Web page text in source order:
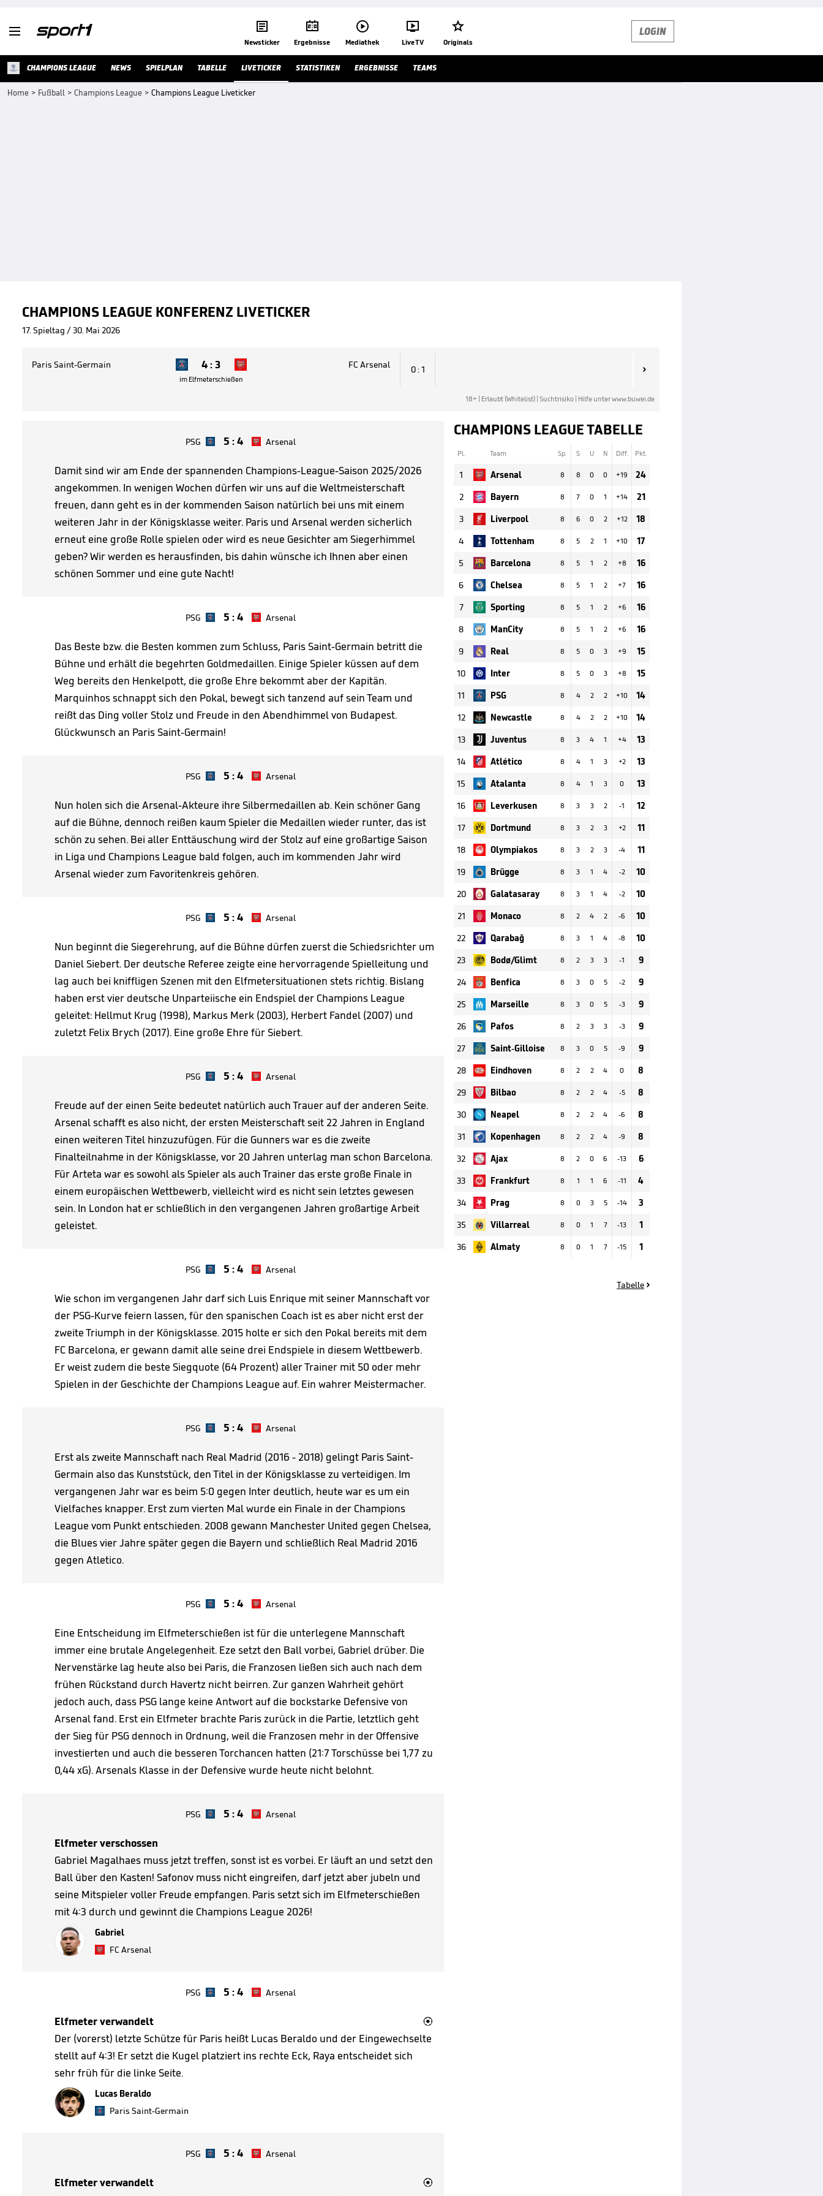
 
Newsticker

Ergebnisse

Mediathek

Live TV

Originals
LOGIN
CHAMPIONS LEAGUE NEWS SPIELPLAN TABELLE LIVETICKER STATISTIKEN ERGEBNISSE TEAMS
Home > Fußball > Champions League > Champions League Liveticker
CHAMPIONS LEAGUE KONFERENZ LIVETICKER
17. Spieltag / 30. Mai 2026
Paris Saint-Germain 4:3 FC Arsenal
im Elfmeterschießen
0 : 1 
18+ | Erlaubt (Whitelist) | Suchtrisiko | Hilfe unterwww.buwei.de
PSG 5 :4 Arsenal
Damit sind wir am Ende der spannenden Champions-League-Saison 2025/2026
angekommen. In wenigen Wochen dürfen wir uns auf die Weltmeisterschaft
freuen, dann geht es in der kommenden Saison natürlich bei uns mit einem
weiteren Jahr in der Königsklasse weiter. Paris und Arsenal werden sicherlich
erneut eine große Rolle spielen oder wird es neue Gesichter am Siegerhimmel
geben? Wir werden es herausfinden, bis dahin wünsche ich Ihnen aber einen
schönen Sommer und eine gute Nacht!
PSG 5 :4 Arsenal
Das Beste bzw. die Besten kommen zum Schluss, Paris Saint-Germain betritt die
Bühne und erhält die begehrten Goldmedaillen. Einige Spieler küssen auf dem
Weg bereits den Henkelpott, die große Ehre bekommt aber der Kapitän.
Marquinhos schnappt sich den Pokal, bewegt sich tanzend auf sein Team und
reißt das Ding voller Stolz und Freude in den Abendhimmel von Budapest.
Glückwunsch an Paris Saint-Germain!
PSG 5 :4 Arsenal
Nun holen sich die Arsenal-Akteure ihre Silbermedaillen ab. Kein schöner Gang
auf die Bühne, dennoch reißen kaum Spieler die Medaillen wieder runter, das ist
schön zu sehen. Bei aller Enttäuschung wird der Stolz auf eine großartige Saison
in Liga und Champions League bald folgen, auch im kommenden Jahr wird
Arsenal wieder zum Favoritenkreis gehören.
PSG 5 :4 Arsenal
Nun beginnt die Siegerehrung, auf die Bühne dürfen zuerst die Schiedsrichter um
Daniel Siebert. Der deutsche Referee zeigte eine hervorragende Spielleitung und
lag auch bei kniffligen Szenen mit den Elfmetersituationen stets richtig. Bislang
haben erst vier deutsche Unparteiische ein Endspiel der Champions League
geleitet: Hellmut Krug (1998), Markus Merk (2003), Herbert Fandel (2007) und
zuletzt Felix Brych (2017). Eine große Ehre für Siebert.
PSG 5 :4 Arsenal
Freude auf der einen Seite bedeutet natürlich auch Trauer auf der anderen Seite.
Arsenal schafft es also nicht, der ersten Meisterschaft seit 22 Jahren in England
einen weiteren Titel hinzuzufügen. Für die Gunners war es die zweite
Finalteilnahme in der Königsklasse, vor 20 Jahren unterlag man schon Barcelona.
Für Arteta war es sowohl als Spieler als auch Trainer das erste große Finale in
einem europäischen Wettbewerb, vielleicht wird es nicht sein letztes gewesen
sein. In London hat er schließlich in den vergangenen Jahren großartige Arbeit
geleistet.
PSG 5 :4 Arsenal
Wie schon im vergangenen Jahr darf sich Luis Enrique mit seiner Mannschaft vor
der PSG-Kurve feiern lassen, für den spanischen Coach ist es aber nicht erst der
zweite Triumph in der Königsklasse. 2015 holte er sich den Pokal bereits mit dem
FC Barcelona, er gewann damit alle seine drei Endspiele in diesem Wettbewerb.
Er weist zudem die beste Siegquote (64 Prozent) aller Trainer mit 50 oder mehr
Spielen in der Geschichte der Champions League auf. Ein wahrer Meistermacher.
PSG 5 :4 Arsenal
Erst als zweite Mannschaft nach Real Madrid (2016 - 2018) gelingt Paris Saint-
Germain also das Kunststück, den Titel in der Königsklasse zu verteidigen. Im
vergangenen Jahr war es beim 5:0 gegen Inter deutlich, heute war es um ein
Vielfaches knapper. Erst zum vierten Mal wurde ein Finale in der Champions
League vom Punkt entschieden. 2008 gewann Manchester United gegen Chelsea,
die Blues vier Jahre später gegen die Bayern und schließlich Real Madrid 2016
gegen Atletico.
PSG 5 :4 Arsenal
Eine Entscheidung im Elfmeterschießen ist für die unterlegene Mannschaft
immer eine brutale Angelegenheit. Eze setzt den Ball vorbei, Gabriel drüber. Die
Nervenstärke lag heute also bei Paris, die Franzosen ließen sich auch nach dem
frühen Rückstand durch Havertz nicht beirren. Zur ganzen Wahrheit gehört
jedoch auch, dass PSG lange keine Antwort auf die bockstarke Defensive von
Arsenal fand. Erst ein Elfmeter brachte Paris zurück in die Partie, letztlich geht
der Sieg für PSG dennoch in Ordnung, weil die Franzosen mehr in der Offensive
investierten und auch die besseren Torchancen hatten (21:7 Torschüsse bei 1,77 zu
0,44 xG). Arsenals Klasse in der Defensive wurde heute nicht belohnt.
PSG 5 :4 Arsenal
Elfmeter verschossen
Gabriel Magalhaes muss jetzt treffen, sonst ist es vorbei. Er läuft an und setzt den
Ball über den Kasten! Safonov muss nicht eingreifen, darf jetzt aber jubeln und
seine Mitspieler voller Freude empfangen. Paris setzt sich im Elfmeterschießen
mit 4:3 durch und gewinnt die Champions League 2026!
Gabriel
FC Arsenal
PSG 5 :4 Arsenal
Elfmeter verwandelt 
Der (vorerst) letzte Schütze für Paris heißt Lucas Beraldo und der Eingewechselte
stellt auf 4:3! Er setzt die Kugel platziert ins rechte Eck, Raya entscheidet sich
sehr früh für die linke Seite.
Lucas Beraldo
Paris Saint-Germain
PSG 5 :4 Arsenal
Elfmeter verwandelt 
CHAMPIONS LEAGUE TABELLE
Pl. Team Sp. S U N Diff. Pkt.
1 Arsenal 8 8 0 0 +19
24
2
Bayern 8 7 0 1 +14
21
3
Liverpool 8 6 0 2 +12
18
4
Tottenham 8 5 2 1 +10
17
5
Barcelona 8 5 1 2 +8
16
6
Chelsea 8 5 1 2 +7
16
7
Sporting 8 5 1 2 +6
16
8
ManCity 8 5 1 2 +6
16
9
Real 8 5 0 3 +9
15
10
Inter 8 5 0 3 +8
15
11
PSG 8 4 2 2 +10
14
12
Newcastle 8 4 2 2 +10
14
13
Juventus 8 3 4 1 +4
13
14
Atlético 8 4 1 3 +2
13
15
Atalanta 8 4 1 3 0
13
16
Leverkusen 8 3 3 2 -1
12
17
Dortmund 8 3 2 3 +2
11
18
Olympiakos 8 3 2 3 -4
11
19
Brügge 8 3 1 4 -2
10
20
Galatasaray 8 3 1 4 -2
10
21
Monaco 8 2 4 2 -6
10
22
Qarabağ 8 3 1 4 -8
10
23
Bodø/Glimt 8 2 3 3 -1
9
24
Benfica 8 3 0 5 -2
9
25
Marseille 8 3 0 5 -3
9
26
Pafos 8 2 3 3 -3
9
27
Saint-Gilloise 8 3 0 5 -9
9
28
Eindhoven 8 2 2 4 0
8
29
Bilbao 8 2 2 4 -5
8
30
Neapel 8 2 2 4 -6
8
31
Kopenhagen 8 2 2 4 -9
8
32
Ajax 8 2 0 6 -13
6
33
Frankfurt 8 1 1 6 -11
4
34
Prag 8 0 3 5 -14
3
35
Villarreal 8 0 1 7 -13
1
36
Almaty 8 0 1 7 -15 1
Tabelle 